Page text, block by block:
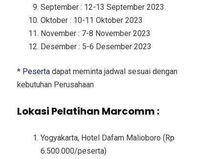
September : 12-13 September 2023
Oktober : 10-11 Oktober 2023
November : 7-8 November 2023
Desember : 5-6 Desember 2023
* Peserta dapat meminta jadwal sesuai dengan
kebutuhan Perusahaan
Lokasi Pelatihan Marcomm :
Yogyakarta, Hotel Dafam Malioboro (Rp
6.500.000/peserta)